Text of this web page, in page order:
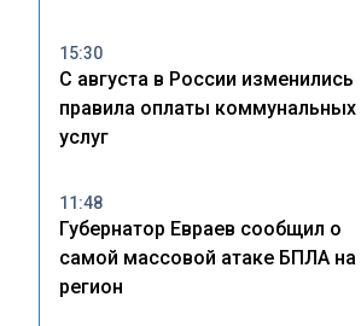
15:30
С августа в России изменились
правила оплаты коммунальных
услуг
11:48
Губернатор Евраев сообщил о
самой массовой атаке БПЛА на
регион